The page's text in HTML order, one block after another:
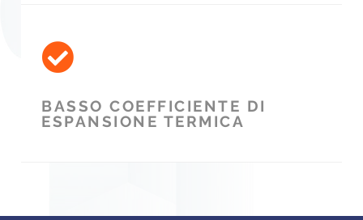
BASSO COEFFICIENTE DI
ESPANSIONE TERMICA